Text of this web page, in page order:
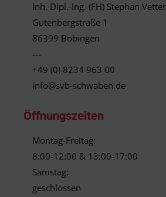
Inh. Dipl.-Ing. (FH) Stephan
Gutenbergstraße 1
86399 Bobingen
---
+49 (0) 8234 963 00
info@svb-schwaben.de
Öffnungszeiten
Montag-Freitag:
8:00-12:00 & 13:00-17:00
Samstag:
geschlossen